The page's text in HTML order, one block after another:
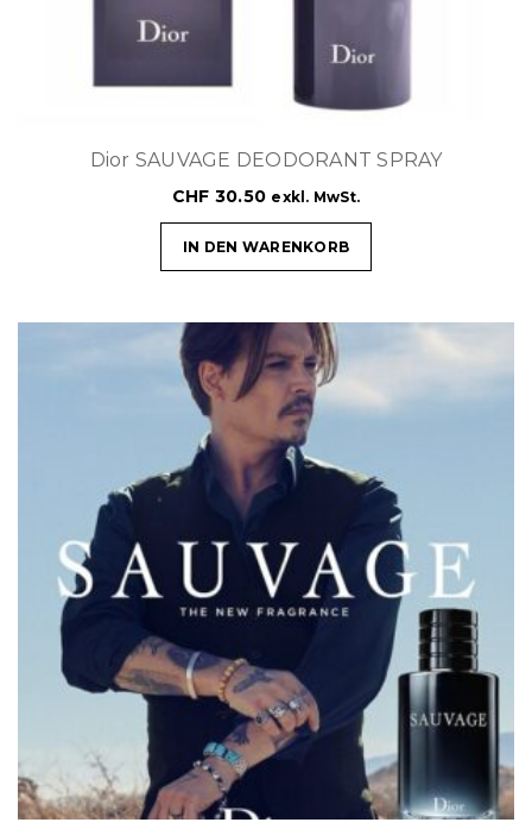
Dior SAUVAGE DEODORANT SPRAY
CHF 30.50 exkl. MwSt.
IN DEN WARENKORB